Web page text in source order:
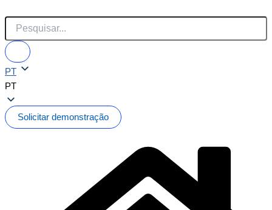
PT
PT
Solicitar demonstração